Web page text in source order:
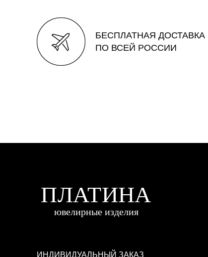
БЕСПЛАТНАЯ ДОСТАВКА
ПО ВСЕЙ РОССИИ
ИНДИВИДУАЛЬНЫЙ ЗАКАЗ